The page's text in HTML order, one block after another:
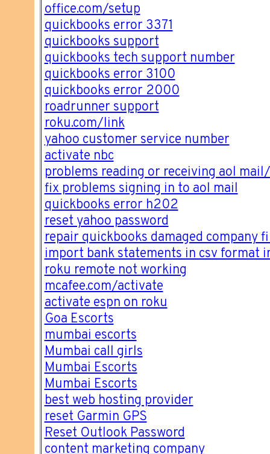
office.com/setup
quickbooks error 3371
quickbooks support
quickbooks tech support number
quickbooks error 3100
quickbooks error 2000
roadrunner support
roku.com/link
yahoo customer service number
activate nbc
problems reading or receiving aol mail/
fix problems signing in to aol mail
quickbooks error h202
reset yahoo password
repair quickbooks damaged company
import bank statements in csv format
roku remote not working
mcafee.com/activate
activate espn on roku
Goa Escorts
mumbai escorts
Mumbai call girls
Mumbai Escorts
Mumbai Escorts
best web hosting provider
reset Garmin GPS
Reset Outlook Password
content marketing company